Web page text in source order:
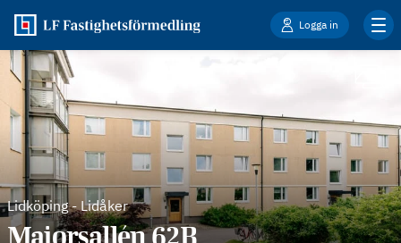
Logga in
Lidköping-Lidåker
Majorsallén 62B